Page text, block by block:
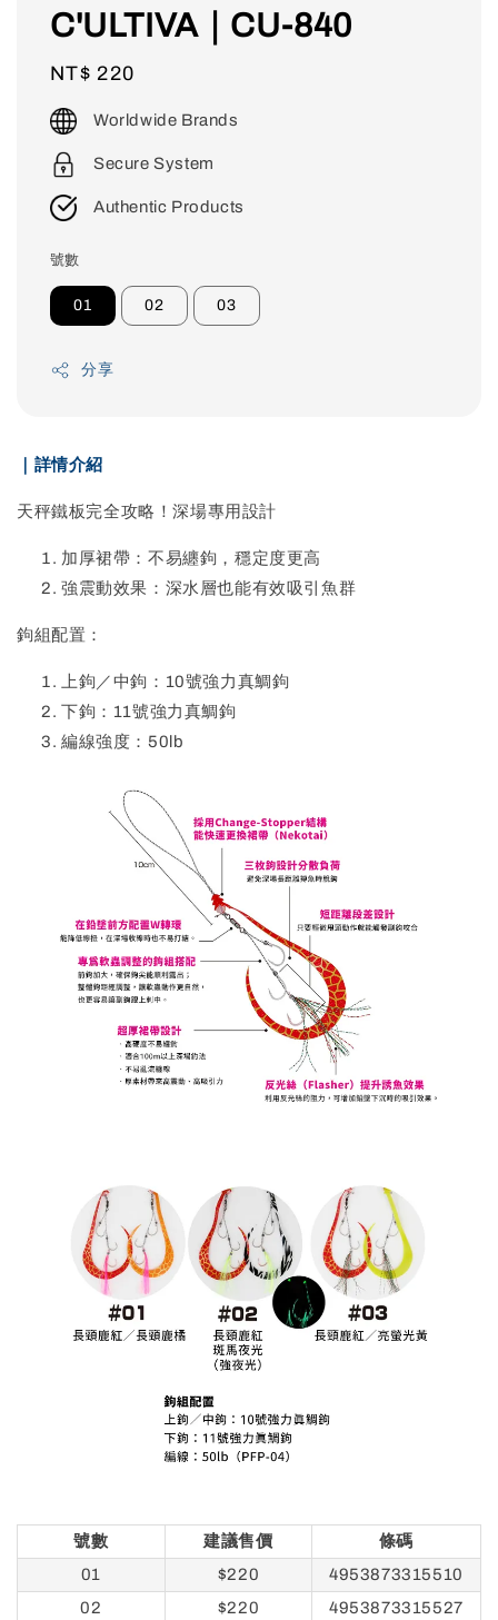
C'ULTIVA｜CU-840
Regular
price
NT$ 220
Worldwide Brands
Secure System
Authentic Products
號數
01 02 03
分享
｜詳情介紹
天秤鐵板完全攻略！深場專用設計
加厚裙帶：不易纏鉤，穩定度更高
強震動效果：深水層也能有效吸引魚群
鉤組配置：
上鉤／中鉤：10號強力真鯛鉤
下鉤：11號強力真鯛鉤
編線強度：50lb
號數 建議售價
條碼
01
$220
4953873315510
02
$220 4953873315527